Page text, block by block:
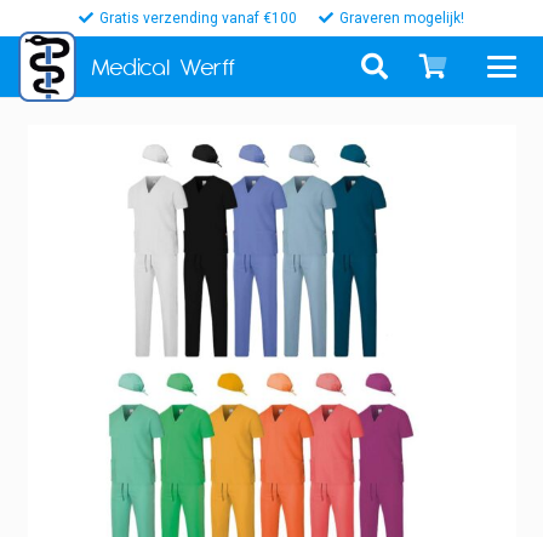
Gratis verzending vanaf €100 Graveren mogelijk!
Medical Werff